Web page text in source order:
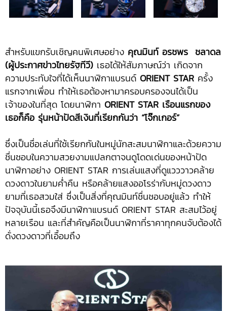
สำหรับแขกรับเชิญคนพิเศษอย่าง คุณมินท์ อรชพร ชลาดล
(ผู้ประกาศข่าวไทยรัฐทีวี) เธอได้ให้สัมภาษณ์ว่า เกิดจาก
ความประทับใจที่ได้เห็นนาฬิกาแบรนด์ ORIENT STAR ครั้ง
แรกจากเพื่อน ทำให้เธอต้องหามาครอบครองจนได้เป็น
เจ้าของในที่สุด โดยนาฬิกา ORIENT STAR เรือนแรกของ
เธอก็คือ รุ่นหน้าปัดสีเงินที่เรียกกันว่า “โจ๊กเกอร์”
ซึ่งเป็นชื่อเล่นที่ใช้เรียกกันในหมู่นักสะสมนาฬิกาและด้วยความ
ชื่นชอบในความสวยงามแปลกตาจนดูโดดเด่นของหน้าปัด
นาฬิกาอย่าง ORIENT STAR การเล่นแสงที่ดูแวววาวคล้าย
ดวงดาวในยามค่ำคืน หรือคล้ายแสงออโรร่ากับหมู่ดวงดาว
ยามที่เธอสวมใส่ ซึ่งเป็นสิ่งที่คุณมินท์ชื่นชอบอยู่แล้ว ทำให้
ปัจจุบันนี้เธอจึงมีนาฬิกาแบรนด์ ORIENT STAR สะสมไว้อยู่
หลายเรือน และที่สำคัญคือเป็นนาฬิกาที่ราคาทุกคนจับต้องได้
ดั่งดวงดาวที่เอื้อมถึง